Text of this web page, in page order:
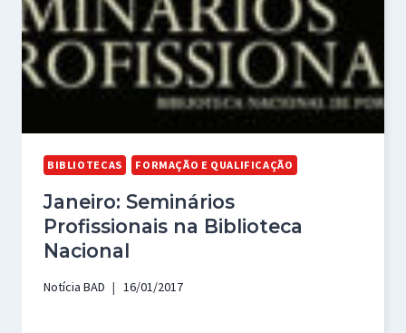
BIBLIOTECAS FORMAÇÃO E QUALIFICAÇÃO
Janeiro: Seminários
Profissionais na Biblioteca
Nacional
Notícia BAD 16/01/2017